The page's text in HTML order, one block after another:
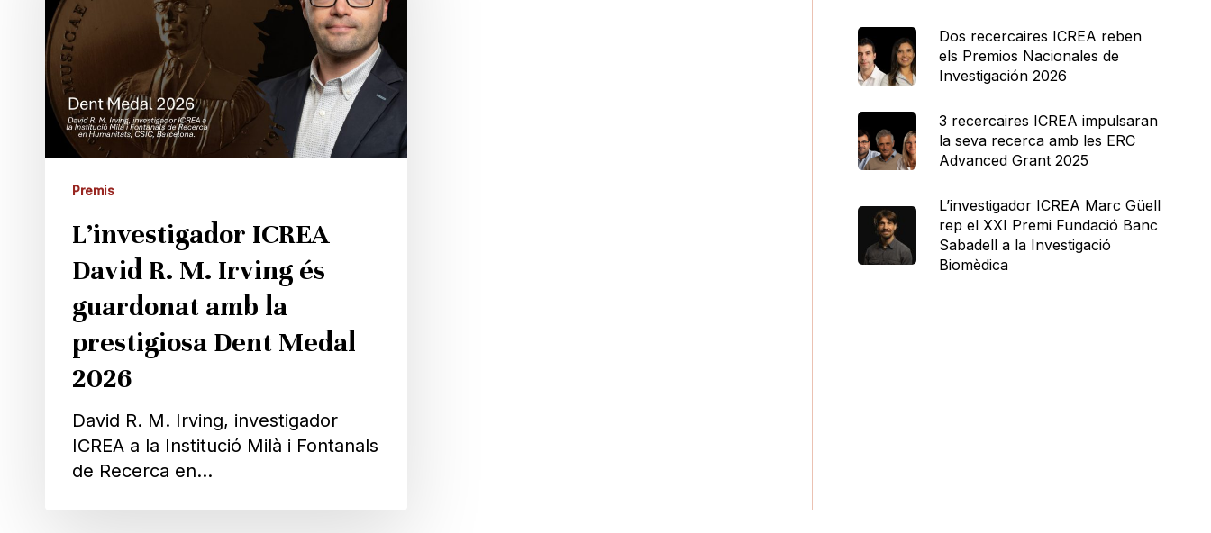
R.
M.
Irving
és
guardonat
amb
la
prestigiosa
Medal
2026
Premis
L’investigador ICREA
David R. M. Irving és
guardonat amb la
prestigiosa Dent Medal
2026
David R. M. Irving, investigador
ICREA a la Institució Milà i Fontanals
de Recerca en…
Dos recercaires ICREA reben
els Premios Nacionales de
Investigación 2026
3 recercaires ICREA impulsaran
la seva recerca amb les ERC
Advanced Grant 2025
L’investigador ICREA Marc Güell
rep el XXI Premi Fundació Banc
Sabadell a la Investigació
Biomèdica